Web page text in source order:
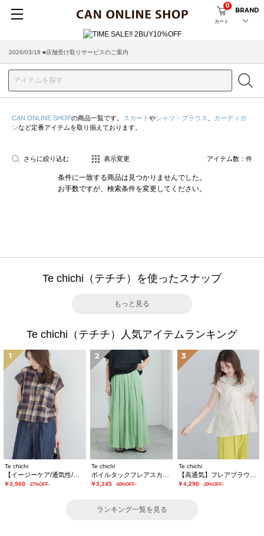
カート
0
BRAND
2026/03/18 ■店舗受け取りサービスのご案内
CAN ONLINE SHOPの商品一覧です。 スカート やシャツ・ブラウス
カーディガ
ンなど定番アイテムを取り揃えております。
さらに絞り込む 表示変更 アイテム数： 件
条件に一致する商品は見つかりませんでした。
お手数ですが、検索条件を変更してください。
Te chichi（テチチ）を使ったスナップ
もっと見る
Te chichi（テチチ）人気アイテムランキング
1
Te chichi
￥3,960 -27%OFF-
2
Te chichi
￥3,245 -50%OFF-
3
Te chichi
￥4,290 -20%OFF-
ランキング一覧を見る